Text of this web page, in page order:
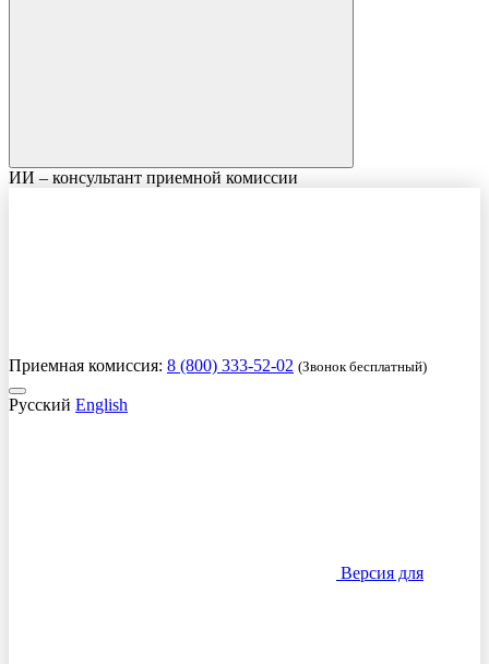
ИИ – консультант приемной комиссии
Приемная комиссия: 8 (800) 333-52-02 (Звонок бесплатный)
Русский English
Версия для